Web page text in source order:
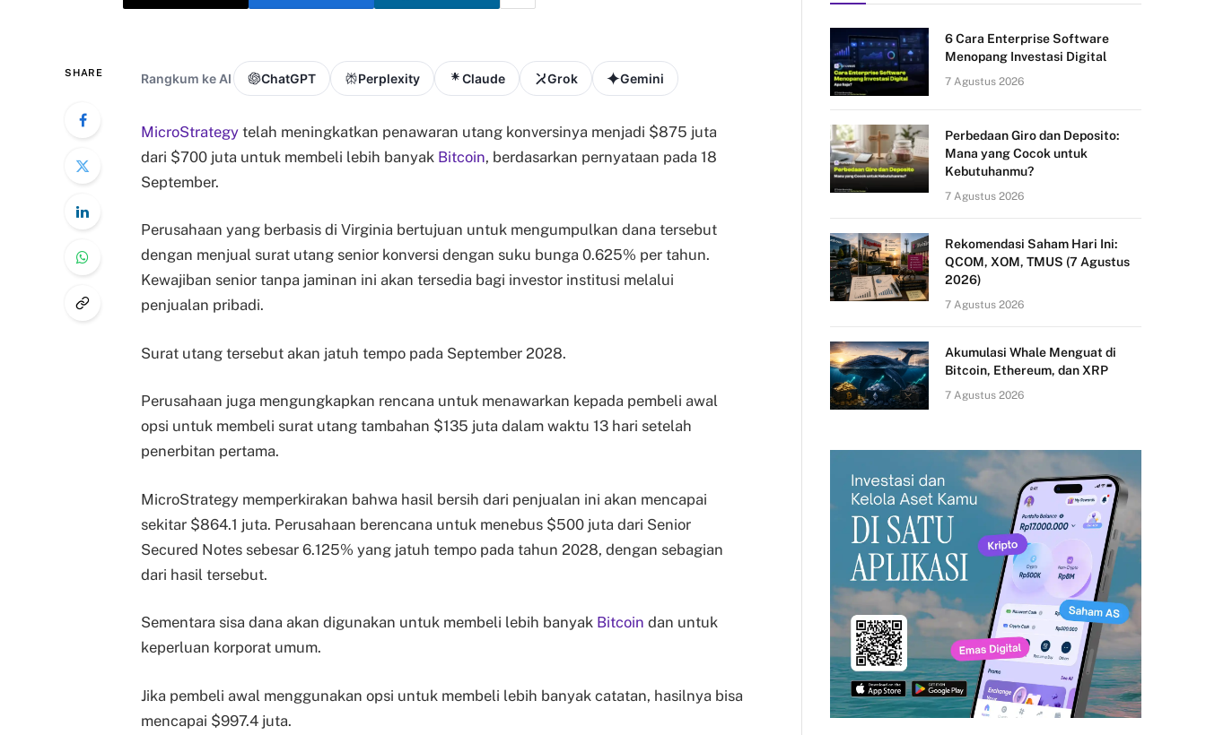
SHARE Rangkum ke AI ChatGPT Perplexity Claude Grok Gemini
MicroStrategy telah meningkatkan penawaran utang konversinya menjadi $875 juta
dari $700 juta untuk membeli lebih banyak Bitcoin, berdasarkan pernyataan pada 18
September.
Perusahaan yang berbasis di Virginia bertujuan untuk mengumpulkan dana tersebut
dengan menjual surat utang senior konversi dengan suku bunga 0.625% per tahun.
Kewajiban senior tanpa jaminan ini akan tersedia bagi investor institusi melalui
penjualan pribadi.
Surat utang tersebut akan jatuh tempo pada September 2028.
Perusahaan juga mengungkapkan rencana untuk menawarkan kepada pembeli awal
opsi untuk membeli surat utang tambahan $135 juta dalam waktu 13 hari setelah
penerbitan pertama.
MicroStrategy memperkirakan bahwa hasil bersih dari penjualan ini akan mencapai
sekitar $864.1 juta. Perusahaan berencana untuk menebus $500 juta dari Senior
Secured Notes sebesar 6.125% yang jatuh tempo pada tahun 2028, dengan sebagian
dari hasil tersebut.
Sementara sisa dana akan digunakan untuk membeli lebih banyak Bitcoin dan untuk
keperluan korporat umum.
Jika pembeli awal menggunakan opsi untuk membeli lebih banyak catatan, hasilnya bisa
mencapai $997.4 juta.
6 Cara Enterprise Software
Menopang Investasi Digital
7 Agustus 2026
Perbedaan Giro dan Deposito:
Mana yang Cocok untuk
Kebutuhanmu?
7 Agustus 2026
Rekomendasi Saham Hari Ini:
QCOM, XOM, TMUS (7 Agustus
2026)
7 Agustus 2026
Akumulasi Whale Menguat di
Bitcoin, Ethereum, dan XRP
7 Agustus 2026